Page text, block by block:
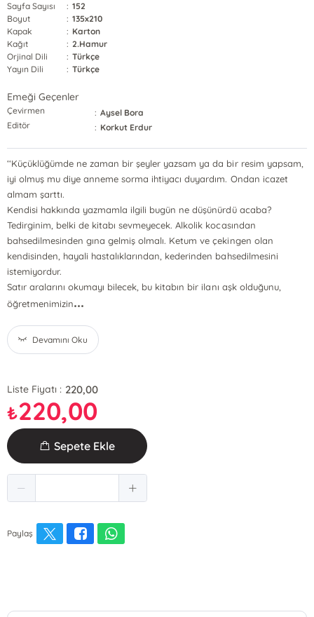
Sayfa Sayısı
: 152
Boyut
: 135x210
Kapak
: Karton
Kağıt
: 2.Hamur
Orjinal Dili
: Türkçe
Yayın Dili
: Türkçe
Emeği Geçenler
Çevirmen : Aysel Bora
Editör
: Korkut Erdur
‘‘Küçüklüğümde ne zaman bir şeyler yazsam ya da bir resim yapsam,
iyi olmuş mu diye anneme sorma ihtiyacı duyardım. Ondan icazet
almam şarttı.
Kendisi hakkında yazmamla ilgili bugün ne düşünürdü acaba?
Tedirginim, belki de kitabı sevmeyecek. Alkolik kocasından
bahsedilmesinden gına gelmiş olmalı. Ketum ve çekingen olan
kendisinden, hayali hastalıklarından, kederinden bahsedilmesini
istemiyordur.
Satır aralarını okumayı bilecek, bu kitabın bir ilanı aşk olduğunu,
öğretmenimizin...
Devamını Oku
Liste Fiyatı : 220,00
₺220,00
Sepete Ekle
Paylaş